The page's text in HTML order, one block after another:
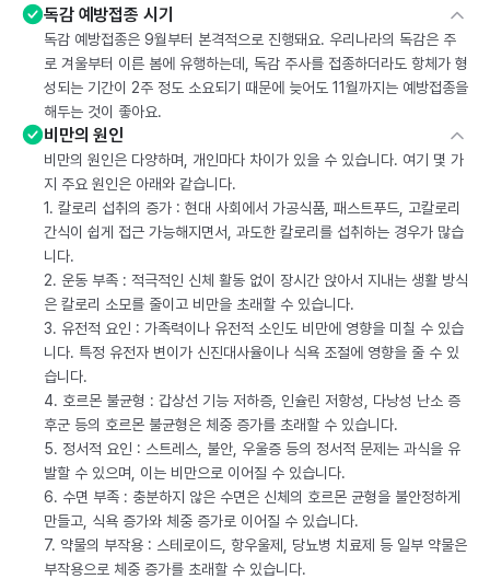
독감 예방접종 시기
독감 예방접종은 9월부터 본격적으로 진행돼요. 우리나라의 독감은 주
로 겨울부터 이른 봄에 유행하는데, 독감 주사를 접종하더라도 항체가 형
성되는 기간이 2주 정도 소요되기 때문에 늦어도 11월까지는 예방접종을
해두는 것이 좋아요.
비만의 원인
비만의 원인은 다양하며, 개인마다 차이가 있을 수 있습니다. 여기 몇 가
지 주요 원인은 아래와 같습니다.
1. 칼로리 섭취의 증가 : 현대 사회에서 가공식품, 패스트푸드, 고칼로리
간식이 쉽게 접근 가능해지면서, 과도한 칼로리를 섭취하는 경우가 많습
니다.
2. 운동 부족 : 적극적인 신체 활동 없이 장시간 앉아서 지내는 생활 방식
은 칼로리 소모를 줄이고 비만을 초래할 수 있습니다.
3. 유전적 요인 : 가족력이나 유전적 소인도 비만에 영향을 미칠 수 있습
니다. 특정 유전자 변이가 신진대사율이나 식욕 조절에 영향을 줄 수 있
습니다.
4. 호르몬 불균형 : 갑상선 기능 저하증, 인슐린 저항성, 다낭성 난소 증
후군 등의 호르몬 불균형은 체중 증가를 초래할 수 있습니다.
5. 정서적 요인 : 스트레스, 불안, 우울증 등의 정서적 문제는 과식을 유
발할 수 있으며, 이는 비만으로 이어질 수 있습니다.
6. 수면 부족 : 충분하지 않은 수면은 신체의 호르몬 균형을 불안정하게
만들고, 식욕 증가와 체중 증가로 이어질 수 있습니다.
7. 약물의 부작용 : 스테로이드, 항우울제, 당뇨병 치료제 등 일부 약물은
부작용으로 체중 증가를 초래할 수 있습니다.